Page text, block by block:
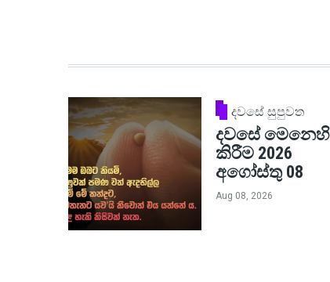
දවසේ සුපුවත
දවසේ මෙනෙහි
කිරීම 2026
අගෝස්තු 08
Aug 08, 2026